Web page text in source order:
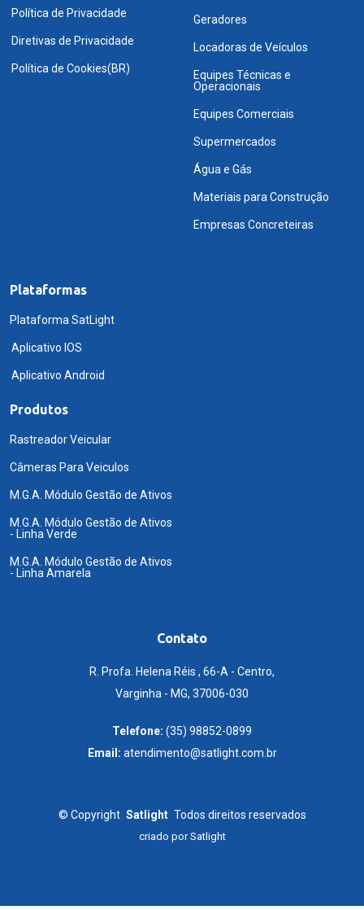
Política de Privacidade
Diretivas de Privacidade
Política de Cookies(BR)
Geradores
Locadoras de Veículos
Equipes Técnicas e
Operacionais
Equipes Comerciais
Supermercados
Água e Gás
Materiais para Construção
Empresas Concreteiras
Plataformas
Plataforma SatLight
Aplicativo IOS
Aplicativo Android
Produtos
Rastreador Veicular
Câmeras Para Veiculos
M.G.A. Módulo Gestão de Ativos
M.G.A. Módulo Gestão de Ativos
- Linha Verde
M.G.A. Módulo Gestão de Ativos
- Linha Amarela
Contato
R. Profa. Helena Réis , 66-A - Centro,
Varginha - MG, 37006-030
Telefone: (35) 98852-0899
Email: atendimento@satlight.com.br
© Copyright Satlight Todos direitos reservados
criado porSatlight